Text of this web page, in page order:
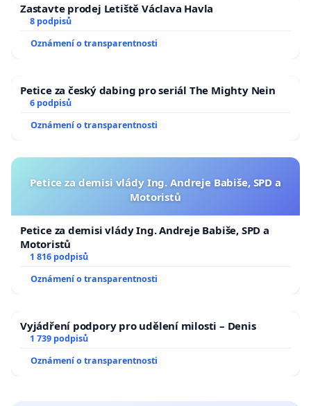
Zastavte prodej Letiště Václava Havla
8 podpisů
Oznámení o transparentnosti
Petice za český dabing pro seriál The Mighty Nein
6 podpisů
Oznámení o transparentnosti
Petice za demisi vlády Ing. Andreje Babiše, SPD a
Motoristů
Petice za demisi vlády Ing. Andreje Babiše, SPD a
Motoristů
1 816 podpisů
Oznámení o transparentnosti
Vyjádření podpory pro udělení milosti – Denis
1 739 podpisů
Oznámení o transparentnosti